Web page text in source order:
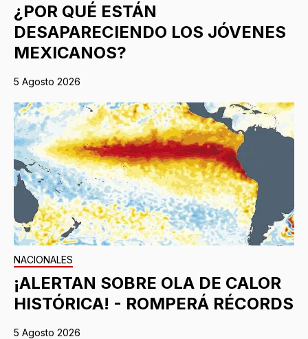
¿POR QUÉ ESTÁN
DESAPARECIENDO LOS JÓVENES
MEXICANOS?
5 Agosto 2026
NACIONALES
¡ALERTAN SOBRE OLA DE CALOR
HISTÓRICA! - ROMPERÁ RÉCORDS
5 Agosto 2026